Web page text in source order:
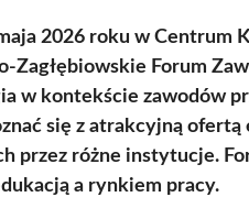
2026 roku w Centrum
Zagłębiowskie Forum
w kontekście zawodów
się z atrakcyjną
przez różne instytucje.
a rynkiem pracy.